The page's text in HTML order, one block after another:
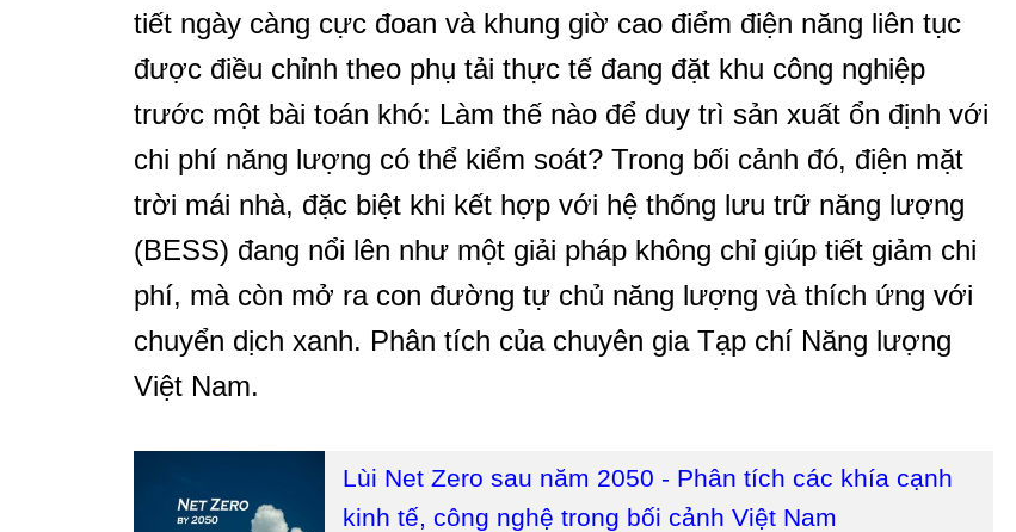
tiết ngày càng cực đoan và khung giờ cao điểm điện năng liên tục
được điều chỉnh theo phụ tải thực tế đang đặt khu công nghiệp
trước một bài toán khó: Làm thế nào để duy trì sản xuất ổn định với
chi phí năng lượng có thể kiểm soát? Trong bối cảnh đó, điện mặt
trời mái nhà, đặc biệt khi kết hợp với hệ thống lưu trữ năng lượng
(BESS) đang nổi lên như một giải pháp không chỉ giúp tiết giảm chi
phí, mà còn mở ra con đường tự chủ năng lượng và thích ứng với
chuyển dịch xanh. Phân tích của chuyên gia Tạp chí Năng lượng
Việt Nam.
Lùi Net Zero sau năm 2050 - Phân tích các khía cạnh
kinh tế, công nghệ trong bối cảnh Việt Nam